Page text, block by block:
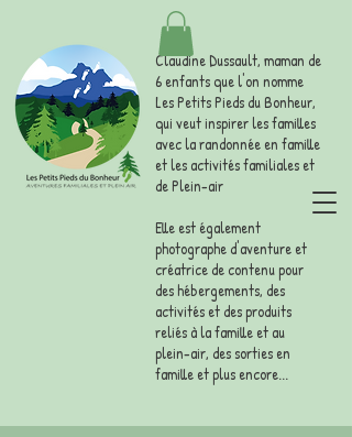
Claudine Dussault, maman de
6 enfants que l'on nomme
Les Petits Pieds du Bonheur,
qui veut inspirer les familles
avec la randonnée en famille
et les activités familiales et
de Plein-air
Elle est également
photographe d'aventure et
créatrice de contenu pour
des hébergements, des
activités et des produits
reliés à la famille et au
plein-air, des sorties en
famille et plus encore...